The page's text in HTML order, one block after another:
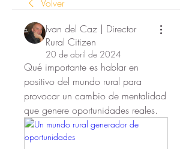
Volver
Ivan del Caz | Director
Rural Citizen
20 de abril de 2024
Qué importante es hablar en
positivo del mundo rural para
provocar un cambio de mentalidad
que genere oportunidades reales.